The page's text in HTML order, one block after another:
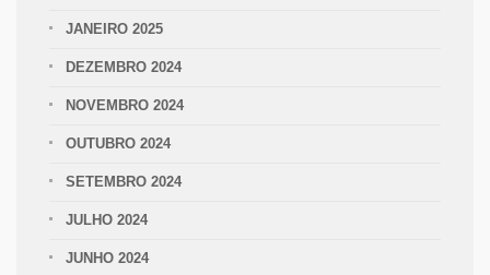
JANEIRO 2025
DEZEMBRO 2024
NOVEMBRO 2024
OUTUBRO 2024
SETEMBRO 2024
JULHO 2024
JUNHO 2024